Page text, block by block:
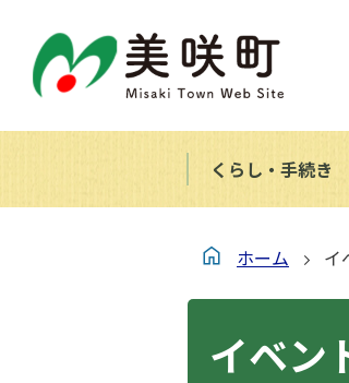
くらし・手続き
ホーム イ
イベン